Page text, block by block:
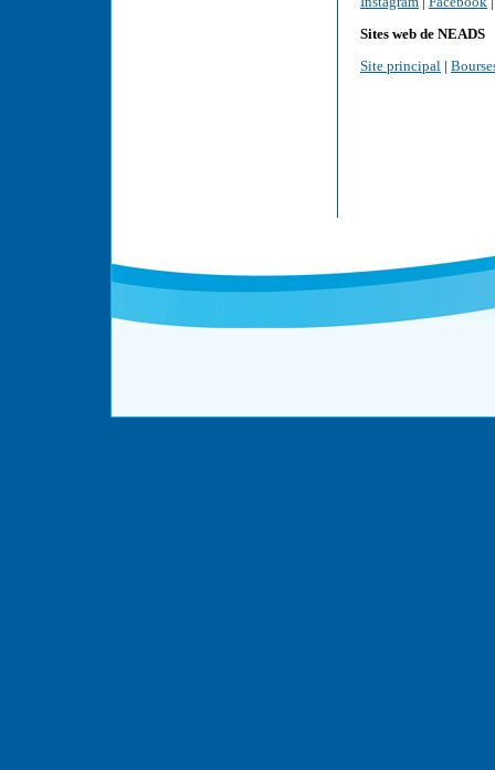
Sites web de NEADS
Site principal |